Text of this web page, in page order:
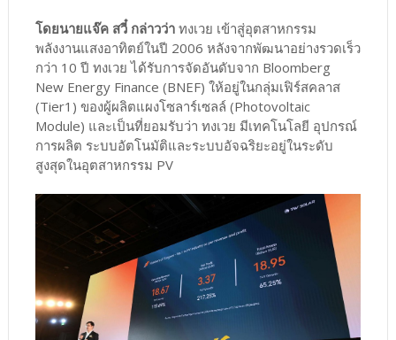
โดยนายแจ๊ค สวี๋ กล่าวว่าทงเวย เข้าสู่อุตสาหกรรม
พลังงานแสงอาทิตย์ในปี 2006 หลังจากพัฒนาอย่างรวดเร็ว
กว่า 10 ปี ทงเวย ได้รับการจัดอันดับจาก Bloomberg
New Energy Finance (BNEF) ให้อยู่ในกลุ่มเฟิร์สคลาส
(Tier1) ของผู้ผลิตแผงโซลาร์เซลล์ (Photovoltaic
Module) และเป็นที่ยอมรับว่า ทงเวย มีเทคโนโลยี อุปกรณ์
การผลิต ระบบอัตโนมัติและระบบอัจฉริยะอยู่ในระดับ
สูงสุดในอุตสาหกรรม PV